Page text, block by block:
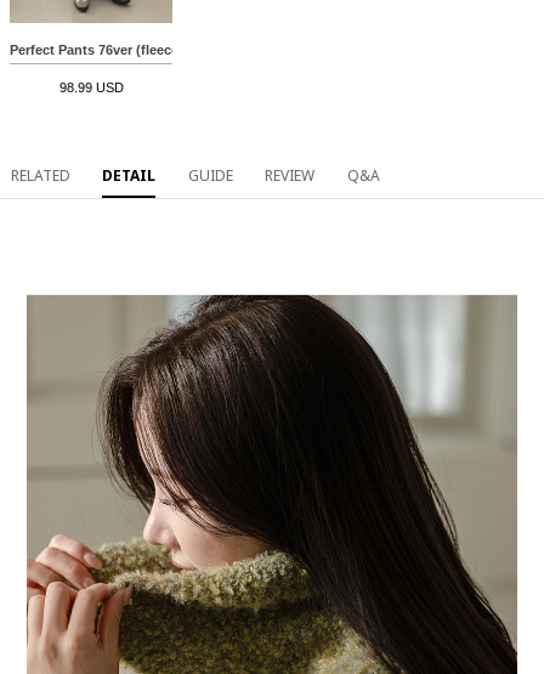
Perfect Pants 76ver (fleece lined wide)
98.99 USD
RELATED DETAIL GUIDE REVIEW Q&A